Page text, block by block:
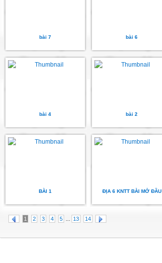
bài 7 bài 6
bài 4 bài 2
BÀI 1 ĐỊA 6 KNTT BÀI MỞ ĐẦU
1 2 3 4 5 ... 13 14